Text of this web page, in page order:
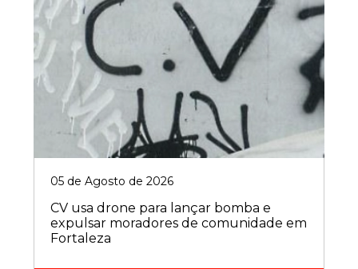
05 de Agosto de 2026
CV usa drone para lançar bomba e
expulsar moradores de comunidade em
Fortaleza